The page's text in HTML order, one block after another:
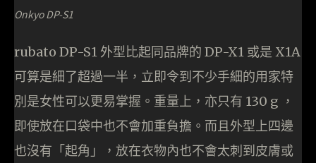
Onkyo DP-S1
rubato DP-S1 外型比起同品牌的 DP-X1 或是 X1A
可算是細了超過一半，立即令到不少手細的用家特
別是女性可以更易掌握。重量上，亦只有 130 g ，
即使放在口袋中也不會加重負擔。而且外型上四邊
也沒有「起角」，放在衣物內也不會太刺到皮膚或